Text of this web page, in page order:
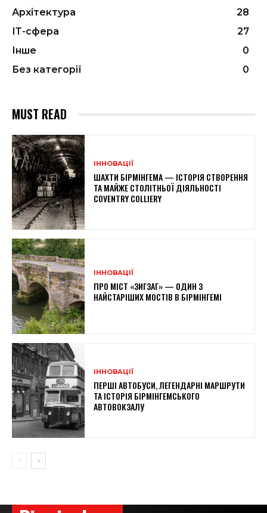
Архітектура
28
ІТ-сфера
27
Інше
0
Без категорії
0
MUST READ
ІННОВАЦІЇ
ШАХТИ БІРМІНГЕМА — ІСТОРІЯ СТВОРЕННЯ
ТА МАЙЖЕ СТОЛІТНЬОЇ ДІЯЛЬНОСТІ
COVENTRY COLLIERY
ІННОВАЦІЇ
ПРО МІСТ «ЗИГЗАГ» — ОДИН З
НАЙСТАРІШИХ МОСТІВ В БІРМІНГЕМІ
ІННОВАЦІЇ
ПЕРШІ АВТОБУСИ, ЛЕГЕНДАРНІ МАРШРУТИ
ТА ІСТОРІЯ БІРМІНГЕМСЬКОГО
АВТОВОКЗАЛУ